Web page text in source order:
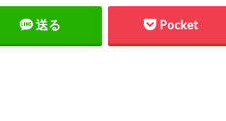
送る Pocket